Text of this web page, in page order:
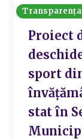
Transparența
Proiect
sport
stat în